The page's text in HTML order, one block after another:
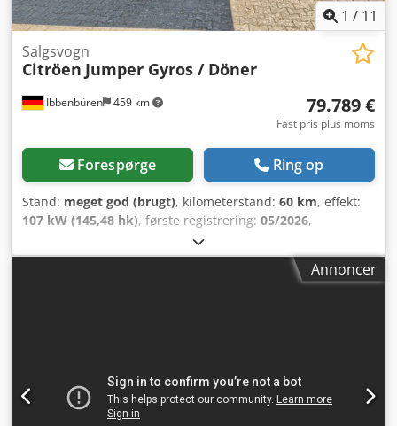
1 / 11
Ibbenbüren 459 km
Salgsvogn
Citröen Jumper Gyros / Döner
79.789 €
Fast pris plus moms
Forespørge Ring op
Stand: meget god (brugt), kilometerstand: 60 km, effekt:
107 kW (145,48 hk), første registrering: 05/2026,
, samlet vægt:
(TÜV):02/2024, emissionsklasse:Euro 6, Udstyr:ABS,
, Döner-/Gyros-Foodtruck Delvis
udstyrsoptioner mulige efter aftale.
Annoncer